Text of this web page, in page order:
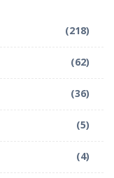
(218)
(62)
(36)
(5)
(4)